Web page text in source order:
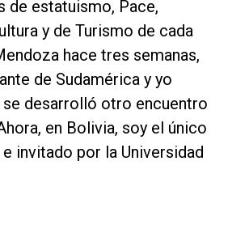
de estatuismo, Pace,
y de Turismo de cada
hace tres semanas,
de Sudamérica y yo
desarrolló otro encuentro
en Bolivia, soy el único
invitado por la Universidad